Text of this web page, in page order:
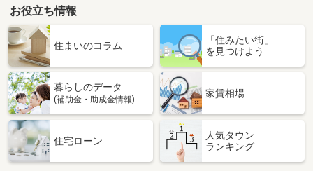
お役立ち情報
住まいのコラム
「住みたい街」
を見つけよう
暮らしのデータ
(補助金・助成金情報)
家賃相場
住宅ローン
人気タウン
ランキング